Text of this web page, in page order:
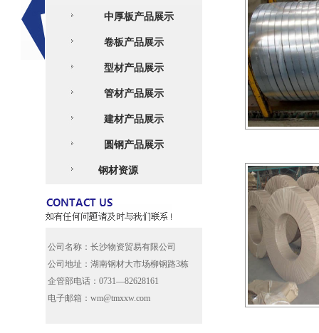
中厚板产品展示
卷板产品展示
型材产品展示
管材产品展示
建材产品展示
圆钢产品展示
钢材资源
公司名称：长沙物资贸易有限公司
公司地址：湖南钢材大市场柳钢路3栋
企管部电话：0731—82628161
电子邮箱：wm@tmxxw.com